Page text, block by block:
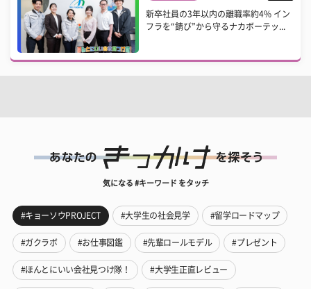
新卒社員の3年以内の離職率約4% イン
フラを“錆び”から守るナカボーテッ...
気になる #キーワード をタッチ
#キョーソウPROJECT #大学生の社会見学 #留学ロードマップ
#ガクラボ #お仕事図鑑 #先輩ロールモデル #プレゼント
#ほんとにいい会社見つけ隊！ #大学生正直レビュー